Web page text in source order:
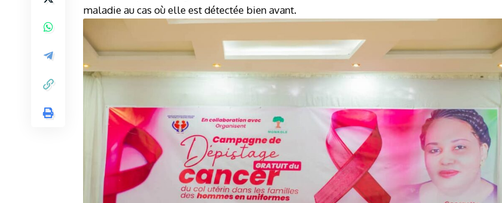
maladie au cas où elle est détectée bien avant.